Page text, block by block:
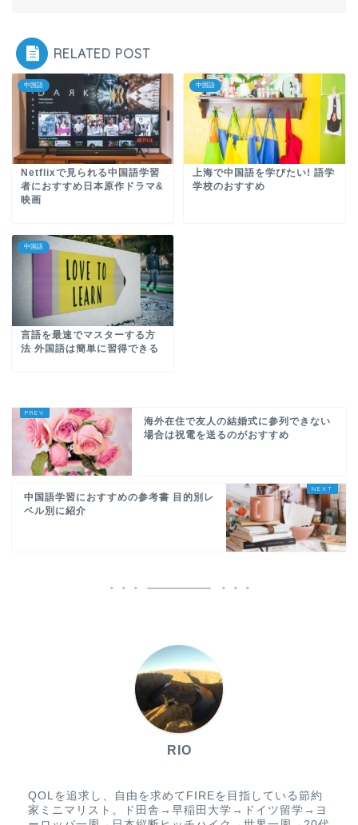
RELATED POST
中国語
Netflixで見られる中国語学習
者におすすめ日本原作ドラマ&
映画
中国語
上海で中国語を学びたい! 語学
学校のおすすめ
中国語
言語を最速でマスターする方
法 外国語は簡単に習得できる
海外在住で友人の結婚式に参列できない
場合は祝電を送るのがおすすめ
中国語学習におすすめの参考書 目的別レ
ベル別に紹介
RIO
QOLを追求し、自由を求めてFIREを目指している節約
家ミニマリスト。ド田舎→早稲田大学→ドイツ留学→ヨ